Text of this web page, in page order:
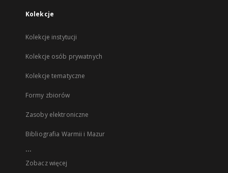
Kolekcje
Kolekcje instytucji
Kolekcje osób prywatnych
Kolekcje tematyczne
Formy zbiorów
Zasoby elektroniczne
Bibliografia Warmii i Mazur
...
Zobacz więcej